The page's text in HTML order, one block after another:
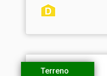
Terreno